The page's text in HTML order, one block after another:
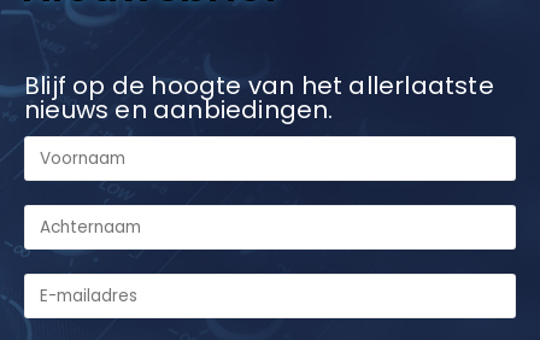
Blijf op de hoogte van het allerlaatste
nieuws en aanbiedingen.